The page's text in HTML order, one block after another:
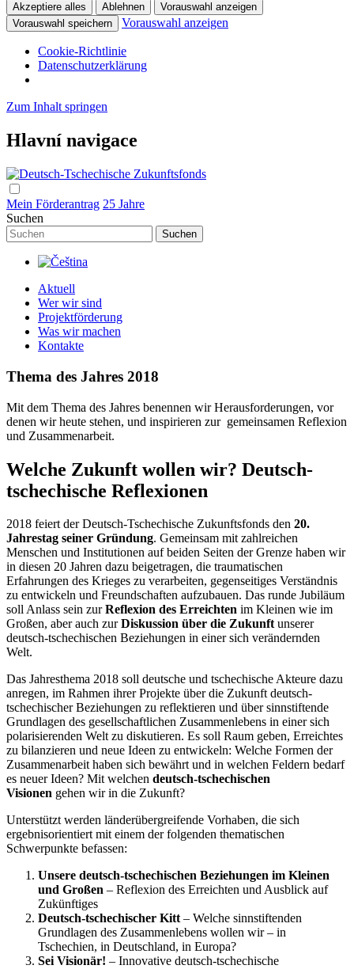
Akzeptiere alles Ablehnen
Vorauswahl anzeigen
Vorauswahl speichern
Vorauswahl anzeigen
Cookie-Richtlinie
Datenschutzerklärung
Zum Inhalt springen
Hlavní navigace
Mein Förderantrag 25 Jahre
Suchen
Aktuell
Wer wir sind
Projektförderung
Was wir machen
Kontakte
Thema des Jahres 2018
Mit dem Thema des Jahres benennen wir Herausforderungen, vor
denen wir heute stehen, und inspirieren zur gemeinsamen Reflexion
und Zusammenarbeit.
Welche Zukunft wollen wir? Deutsch-
tschechische Reflexionen
2018 feiert der Deutsch-Tschechische Zukunftsfonds den 20.
Jahrestag seiner Gründung. Gemeinsam mit zahlreichen
Menschen und Institutionen auf beiden Seiten der Grenze haben wir
in diesen 20 Jahren dazu beigetragen, die traumatischen
Erfahrungen des Krieges zu verarbeiten, gegenseitiges Verständnis
zu entwickeln und Freundschaften aufzubauen. Das runde Jubiläum
soll Anlass sein zurReflexion des Erreichten im Kleinen wie im
Großen, aber auch zurDiskussion über die Zukunftunserer
deutsch-tschechischen Beziehungen in einer sich verändernden
Welt.
Das Jahresthema 2018 soll deutsche und tschechische Akteure dazu
anregen, im Rahmen ihrer Projekte über die Zukunft deutsch-
tschechischer Beziehungen zu reflektieren und über sinnstiftende
Grundlagen des gesellschaftlichen Zusammenlebens in einer sich
polarisierenden Welt zu diskutieren. Es soll Raum geben, Erreichtes
zu bilanzieren und neue Ideen zu entwickeln: Welche Formen der
Zusammenarbeit haben sich bewährt und in welchen Feldern bedarf
es neuer Ideen? Mit welchen deutsch-tschechischen
Visionen gehen wir in die Zukunft?
Unterstützt werden länderübergreifende Vorhaben, die sich
ergebnisorientiert mit einem der folgenden thematischen
Schwerpunkte befassen:
Unsere deutsch-tschechischen Beziehungen im Kleinen
und Großen – Reflexion des Erreichten und Ausblick auf
Zukünftiges
Deutsch-tschechischer Kitt– Welche sinnstiftenden
Grundlagen des Zusammenlebens wollen wir – in
Tschechien, in Deutschland, in Europa?
Sei Visionär! – Innovative deutsch-tschechische